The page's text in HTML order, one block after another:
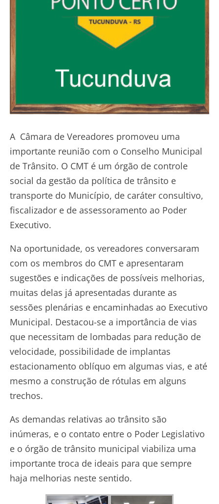
A Câmara de Vereadores promoveu uma
importante reunião com o Conselho Municipal
de Trânsito. O CMT é um órgão de controle
social da gestão da política de trânsito e
transporte do Município, de caráter consultivo,
fiscalizador e de assessoramento ao Poder
Executivo.
Na oportunidade, os vereadores conversaram
com os membros do CMT e apresentaram
sugestões e indicações de possíveis melhorias,
muitas delas já apresentadas durante as
sessões plenárias e encaminhadas ao Executivo
Municipal. Destacou-se a importância de vias
que necessitam de lombadas para redução de
velocidade, possibilidade de implantas
estacionamento oblíquo em algumas vias, e até
mesmo a construção de rótulas em alguns
trechos.
As demandas relativas ao trânsito são
inúmeras, e o contato entre o Poder Legislativo
e o órgão de trânsito municipal viabiliza uma
importante troca de ideais para que sempre
haja melhorias neste sentido.